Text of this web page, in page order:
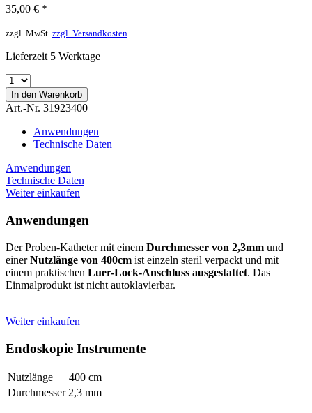
35,00 € *
zzgl. MwSt. zzgl. Versandkosten
Lieferzeit 5 Werktage
In den Warenkorb
Art.-Nr. 31923400
Anwendungen
Technische Daten
Anwendungen
Technische Daten
Weiter einkaufen
Anwendungen
Der Proben-Katheter mit einem Durchmesser von 2,3mm und
einerNutzlänge von 400cm ist einzeln steril verpackt und mit
einem praktischen Luer-Lock-Anschluss ausgestattet. Das
Einmalprodukt ist nicht autoklavierbar.
Weiter einkaufen
Endoskopie Instrumente
Nutzlänge
400 cm
Durchmesser 2,3 mm